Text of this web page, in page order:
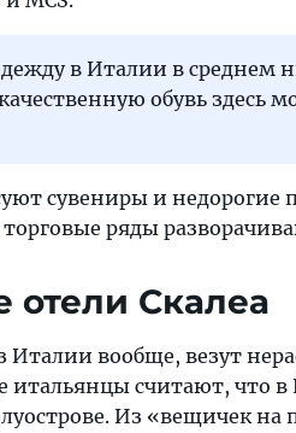
в Италии в среднем
обувь здесь
сувениры и недорогие
ряды
отели Скалеа
Италии вообще, везут
итальянцы считают, что
Из «вещичек на